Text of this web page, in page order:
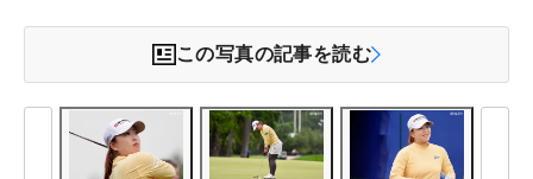
この写真の記事を読む